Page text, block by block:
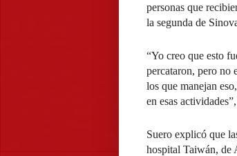
personas que
la segunda de
“Yo creo que esto
percataron, pero no
los que manejan
en esas
Suero explicó que
hospital Taiwán, de